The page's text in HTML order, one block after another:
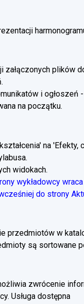
załączonych plików
i ogłoszeń
na początku.
na 'Efekty,
widokach.
wykładowcy
do strony
przedmiotów w
są sortowane
zwrócenie
Usługa dostępna